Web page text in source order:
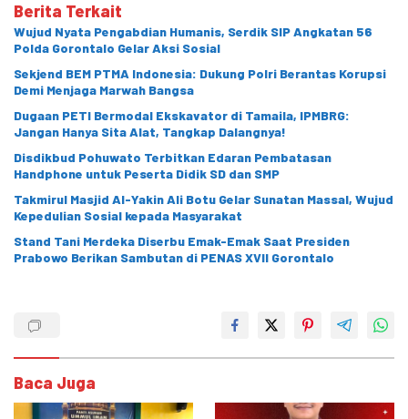
Berita Terkait
Wujud Nyata Pengabdian Humanis, Serdik SIP Angkatan 56
Polda Gorontalo Gelar Aksi Sosial
Sekjend BEM PTMA Indonesia: Dukung Polri Berantas Korupsi
Demi Menjaga Marwah Bangsa
Dugaan PETI Bermodal Ekskavator di Tamaila, IPMBRG:
Jangan Hanya Sita Alat, Tangkap Dalangnya!
Disdikbud Pohuwato Terbitkan Edaran Pembatasan
Handphone untuk Peserta Didik SD dan SMP
Takmirul Masjid Al-Yakin Ali Botu Gelar Sunatan Massal, Wujud
Kepedulian Sosial kepada Masyarakat
Stand Tani Merdeka Diserbu Emak-Emak Saat Presiden
Prabowo Berikan Sambutan di PENAS XVII Gorontalo
Baca Juga